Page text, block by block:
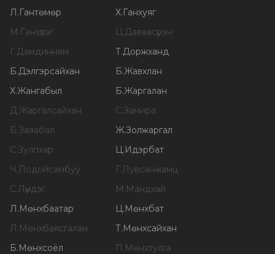
Л.Гантөмөр Х.Ганхуяг
М.Ганхүлэг Ц.Даваасүрэн
Г.Дамдинням Т.Доржханд
Б.Дэлгэрсайхан Б.Жавхлан
Х.Жангабыл Б.Жаргалан
Д.Жаргалсайхан С.Замира
Б.Заяабал Ж.Золжаргал
С.Зулпхар Ц.Идэрбат
Ч.Лодойсамбуу Г.Лувсанжамц
С.Лүндэг М.Мандхай
Л.Мөнхбаатар Ц.Мөнхбат
Л.Мөнхбаясгалан Т.Мөнхсайхан
Б.Мөнхсоёл П.Мөнхтулга